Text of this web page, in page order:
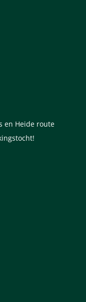
en Heide route